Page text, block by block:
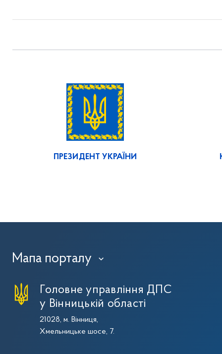
ПРЕЗИДЕНТ УКРАЇНИ
Мапа порталу ›
Головне управління ДПС
у Вінницькій області
21028, м. Вінниця,
Хмельницьке шосе, 7.